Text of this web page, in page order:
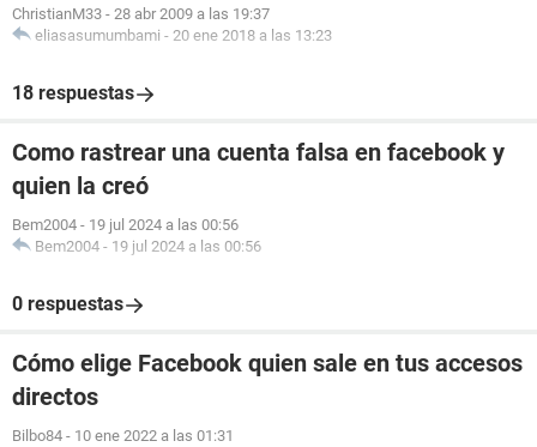
ChristianM33 - 28 abr 2009 a las 19:37
eliasasumumbami - 20 ene 2018 a las 13:23
18 respuestas
Como rastrear una cuenta falsa en facebook y
quien la creó
Bem2004 - 19 jul 2024 a las 00:56
Bem2004 - 19 jul 2024 a las 00:56
0 respuestas
Cómo elige Facebook quien sale en tus accesos
directos
Bilbo84 - 10 ene 2022 a las 01:31